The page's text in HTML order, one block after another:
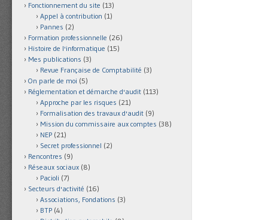
Fonctionnement du site (13)
Appel à contribution (1)
Pannes (2)
Formation professionnelle (26)
Histoire de l'informatique (15)
Mes publications (3)
Revue Française de Comptabilité (3)
On parle de moi (5)
Réglementation et démarche d'audit (113)
Approche par les risques (21)
Formalisation des travaux d'audit (9)
Mission du commissaire aux comptes (38)
NEP (21)
Secret professionnel (2)
Rencontres (9)
Réseaux sociaux (8)
Pacioli (7)
Secteurs d'activité (16)
Associations, Fondations (3)
BTP (4)